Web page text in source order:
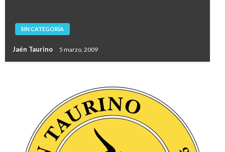
SIN CATEGORÍA
Jaén Taurino 5 marzo, 2009